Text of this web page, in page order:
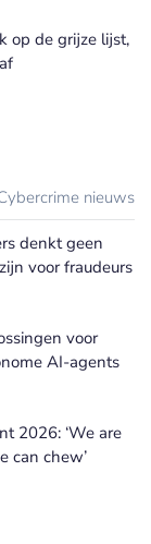
op de grijze lijst,
nieuws
denkt geen
voor fraudeurs
voor
AI-agents
2026: ‘We are
can chew’